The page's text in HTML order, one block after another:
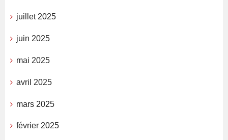
juillet 2025
juin 2025
mai 2025
avril 2025
mars 2025
février 2025